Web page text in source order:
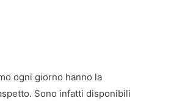
ogni giorno hanno la
Sono infatti disponibili